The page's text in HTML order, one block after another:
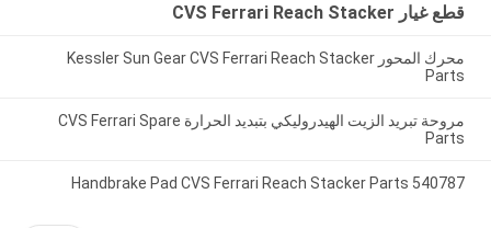
قطع غيار CVS Ferrari Reach Stacker
محرك المحور Kessler Sun Gear CVS Ferrari Reach Stacker
Parts
مروحة تبريد الزيت الهيدروليكي بتبديد الحرارة CVS Ferrari Spare
Parts
540787 Handbrake Pad CVS Ferrari Reach Stacker Parts